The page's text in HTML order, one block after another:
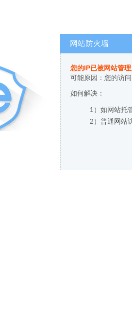
网站防火墙
您的IP已被网站管
可能原因：您的访
如何解决：
1）如网站托
2）普通网站